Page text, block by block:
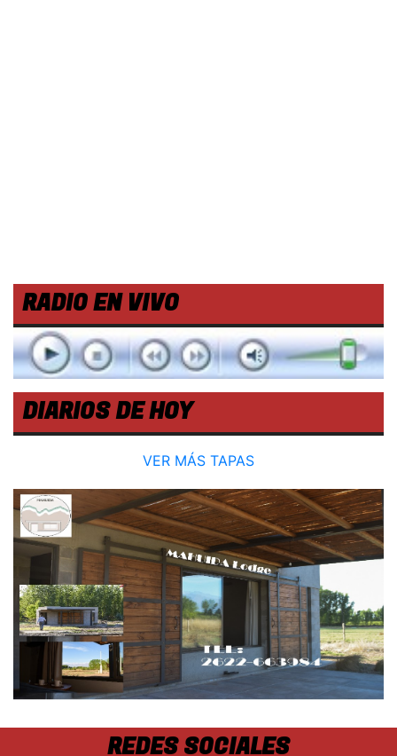
RADIO EN VIVO
DIARIOS DE HOY
VER MÁS TAPAS
REDES SOCIALES